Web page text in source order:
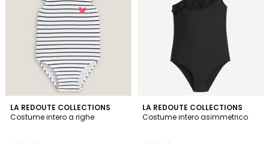
LA REDOUTE COLLECTIONS
Costume intero a righe
4.2
/ 5
LA REDOUTE COLLECTIONS
Costume intero asimmetrico
3
/